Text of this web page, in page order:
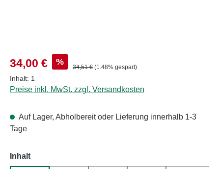
Verkaufspreis:
34,00 € % Regulärer Preis:
34,51 € (1.48% gespart)
Inhalt: 1
Preise inkl. MwSt. zzgl. Versandkosten
Auf Lager, Abholbereit oder Lieferung innerhalb 1-3
Tage
Inhaltauswählen